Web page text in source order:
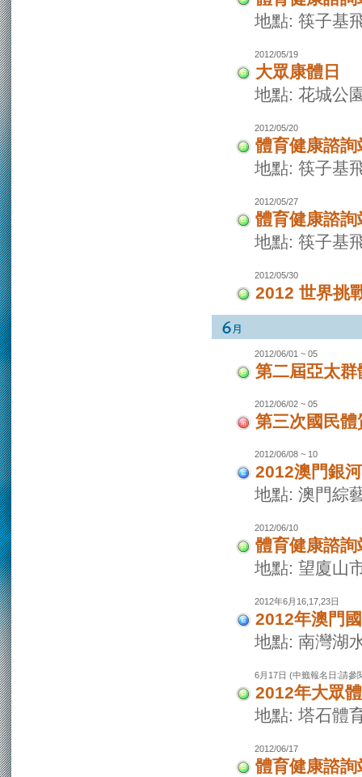
地點: 筷子基
2012/05/19
大眾康體日
地點: 花城公
2012/05/20
體育健康諮詢
地點: 筷子基
2012/05/27
體育健康諮詢
地點: 筷子基
2012/05/30
2012 世界挑
2012/06/01 ~ 05
第二屆亞太
2012/06/02 ~ 05
第三次國民
2012/06/08 ~ 10
2012澳門銀
地點: 澳門綜
2012/06/10
體育健康諮詢
地點: 望廈山
2012年6月16,17,23日
2012年澳門
地點: 南灣湖
6月17日 (中籤報名日:請參
2012年大眾
地點: 塔石體
2012/06/17
體育健康諮詢